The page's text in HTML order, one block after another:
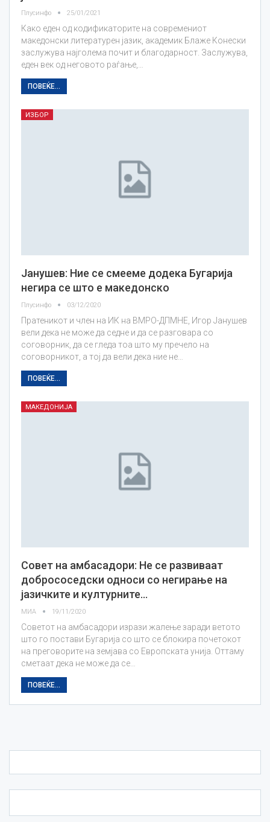
Плусинфо 25/01/2021
Како еден од кодификаторите на современиот
македонски литературен јазик, академик Блаже Конески
заслужува најголема почит и благодарност. Заслужува,
еден век од неговото раѓање,…
ПОВЕЌЕ...
ИЗБОР
Јанушев: Ние се смееме додека Бугарија
негира се што е македонско
Плусинфо 03/12/2020
Пратеникот и член на ИК на ВМРО-ДПМНЕ, Игор Јанушев
вели дека не може да седне и да се разговара со
соговорник, да се гледа тоа што му пречело на
соговорникот, а тој да вели дека ние не…
ПОВЕЌЕ...
МАКЕДОНИЈА
Совет на амбасадори: Не се развиваат
добрососедски односи со негирање на
јазичките и културните…
МИА 19/11/2020
Советот на амбасадори изрази жалење заради ветото
што го постави Бугарија со што се блокира почетокот
на преговорите на земјава со Европската унија. Оттаму
сметаат дека не може да се…
ПОВЕЌЕ...